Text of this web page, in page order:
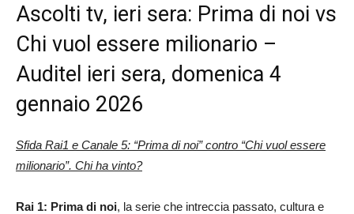
Ascolti tv, ieri sera: Prima di noi vs
Chi vuol essere milionario –
Auditel ieri sera, domenica 4
gennaio 2026
Sfida Rai1 e Canale 5: “Prima di noi” contro “Chi vuol essere
milionario”. Chi ha vinto?
Rai 1: Prima di noi, la serie che intreccia passato, cultura e